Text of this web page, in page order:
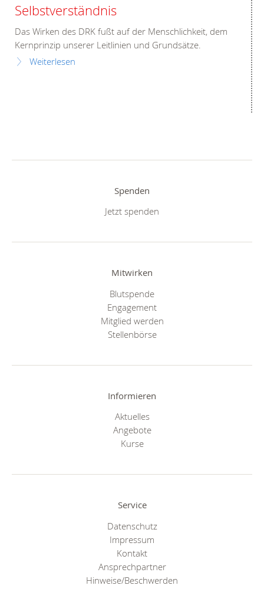
Selbstverständnis
Das Wirken des DRK fußt auf der Menschlichkeit, dem
Kernprinzip unserer Leitlinien und Grundsätze.
Weiterlesen
Spenden
Jetzt spenden
Mitwirken
Blutspende
Engagement
Mitglied werden
Stellenbörse
Informieren
Aktuelles
Angebote
Kurse
Service
Datenschutz
Impressum
Kontakt
Ansprechpartner
Hinweise/Beschwerden